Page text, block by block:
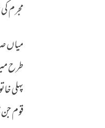
مجرم
‏میاں
طرح
پہلی
قوم